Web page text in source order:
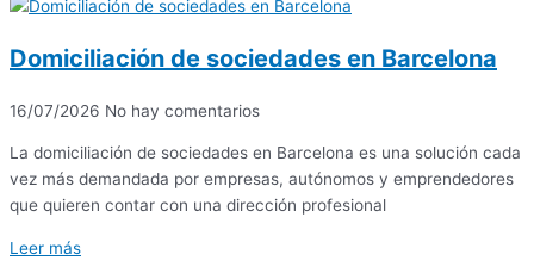
Domiciliación de sociedades en Barcelona
16/07/2026 No hay comentarios
La domiciliación de sociedades en Barcelona es una solución cada
vez más demandada por empresas, autónomos y emprendedores
que quieren contar con una dirección profesional
Leer más